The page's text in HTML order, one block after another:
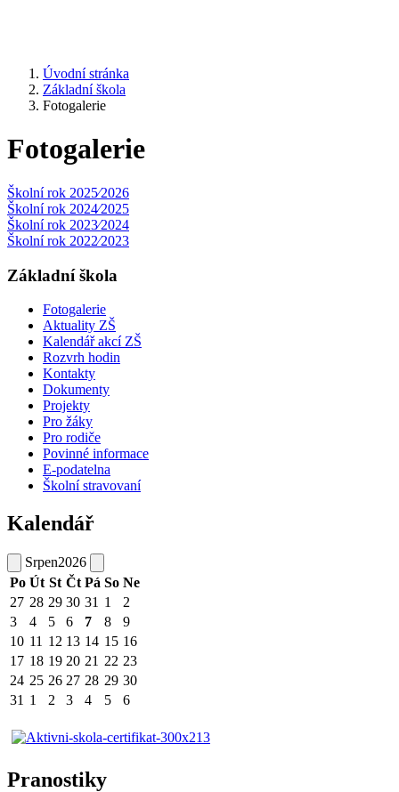
Úvodní stránka
Základní škola
Fotogalerie
Fotogalerie
Školní rok 2025⁄2026
Školní rok 2024⁄2025
Školní rok 2023⁄2024
Školní rok 2022⁄2023
Základní škola
Fotogalerie
Aktuality ZŠ
Kalendář akcí ZŠ
Rozvrh hodin
Kontakty
Dokumenty
Projekty
Pro žáky
Pro rodiče
Povinné informace
E-podatelna
Školní stravovaní
Kalendář
Srpen2026
Po Út St Čt Pá So Ne
27 28 29 30 31 1
2
3
4 5 6 7 8
9
10 11 12 13 14 15 16
17 18 19 20 21 22 23
24 25 26 27 28 29 30
31 1 2 3 4 5 6
Pranostiky